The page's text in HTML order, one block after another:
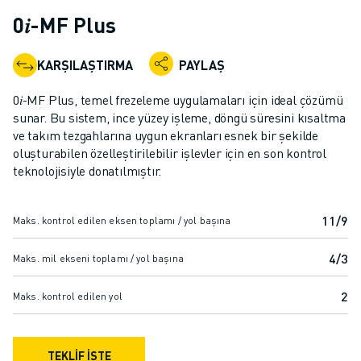
İŞBIRLIKÇI ROBOTLAR
ROBOT YELPAZESI
ROBOT KONTROLÖRLERI
ROBOT AKSESUARLARI
ROBOT YAZILIMI
SIMÜLASYON YAZILIMI
EĞITIM AMAÇLI ROBOTIK ÜRÜNLERI
ROBOT OTOMASYONU
EKLEMLI ROBOTLAR
ARC MATE SERISI
M-900 SERISI
GIDA VE TEMIZ ODA ROBOTLARI
0𝑖-MF Plus
KARŞILAŞTIRMA PAYLAŞ
0𝑖-MF Plus, temel frezeleme uygulamaları için ideal çözümü
sunar. Bu sistem, ince yüzey işleme, döngü süresini kısaltma
ve takım tezgahlarına uygun ekranları esnek bir şekilde
oluşturabilen özelleştirilebilir işlevler için en son kontrol
teknolojisiyle donatılmıştır.
Maks. kontrol edilen eksen toplamı / yol başına 11/9
Maks. mil ekseni toplamı / yol başına 4/3
Maks. kontrol edilen yol 2
TEKLİF İSTE